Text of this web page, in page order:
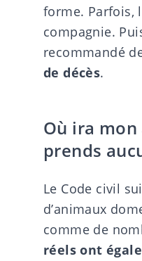
forme. Parfois,
compagnie.
recommandé
de décès.
Où ira
prends
Le Code civil
d’animaux
comme de
réels ont